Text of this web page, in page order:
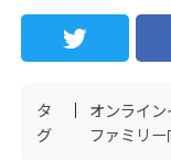
タ
グ
オンライン
ファミリー